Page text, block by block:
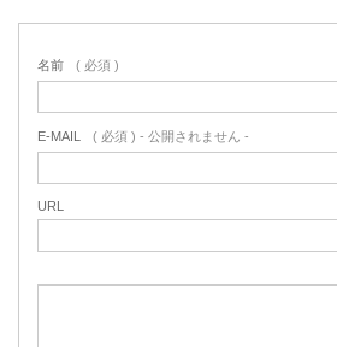
名前 ( 必須 )
E-MAIL ( 必須 ) - 公開されません -
URL